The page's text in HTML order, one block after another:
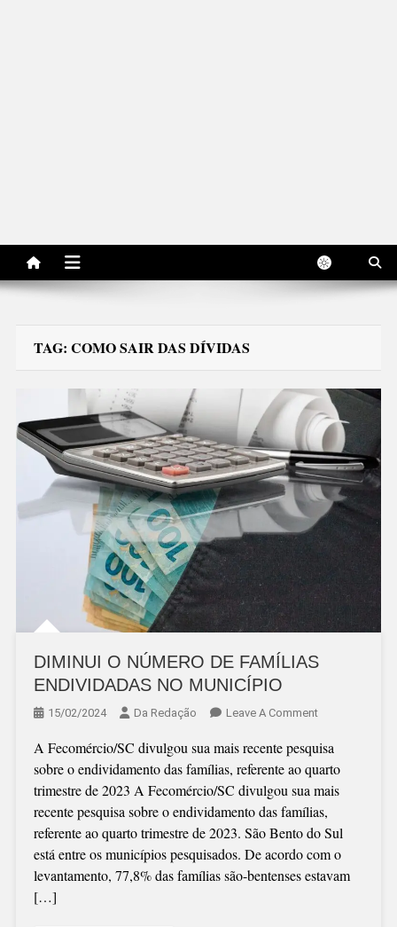
TAG: COMO SAIR DAS DÍVIDAS
DIMINUI O NÚMERO DE FAMÍLIAS
ENDIVIDADAS NO MUNICÍPIO
15/02/2024 Da Redação Leave A CommentOn
O
NÚMERO
DE
FAMÍLIAS
ENDIVIDADAS
NO
MUNICÍPIO
A Fecomércio/SC divulgou sua mais recente pesquisa
sobre o endividamento das famílias, referente ao quarto
trimestre de 2023 A Fecomércio/SC divulgou sua mais
recente pesquisa sobre o endividamento das famílias,
referente ao quarto trimestre de 2023. São Bento do Sul
está entre os municípios pesquisados. De acordo com o
levantamento, 77,8% das famílias são-bentenses estavam
[…]